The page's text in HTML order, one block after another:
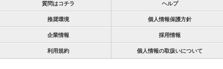
質問はコチラ ヘルプ
推奨環境 個人情報保護方針
企業情報 採用情報
利用規約 個人情報の取扱いについて